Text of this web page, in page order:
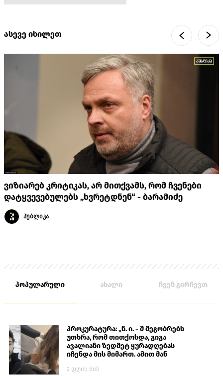
ასევე იხილეთ
ვიზიარებ კრიტიკას, არ მითქვამს, რომ ჩვენები
დატყვევებულებს „ხვრეტდნენ“ - ბარამიძე
პუბლიკა
პოპულარული ახალი ჩვენ გირჩევთ
პროკურატურა: „ნ. ი. - მ მეგობრებს
უთხრა, რომ თითქოსდა, გიგა
ავალიანი ზედმეტ ყურადღებას
იჩენდა მის მიმართ. ამით მან
თავს დასხმოდა გიგა ავალიანს“
2 დღის წინ